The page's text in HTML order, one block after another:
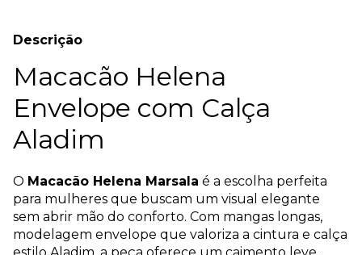
Descrição
Macacão Helena
Envelope com Calça
Aladim
O Macacão Helena Marsala é a escolha perfeita
para mulheres que buscam um visual elegante
sem abrir mão do conforto. Com mangas longas,
modelagem envelope que valoriza a cintura e calça